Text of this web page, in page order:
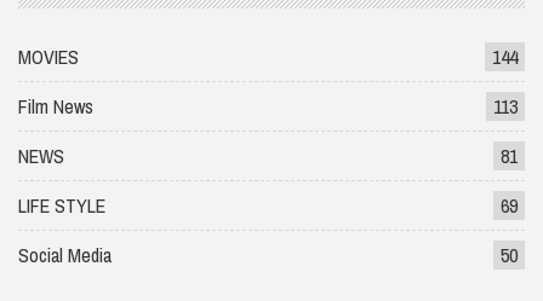
MOVIES
144
Film News
113
NEWS
81
LIFE STYLE
69
Social Media
50